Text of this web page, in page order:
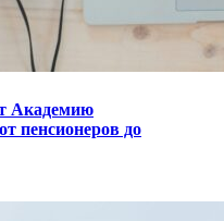
Академию
пенсионеров до